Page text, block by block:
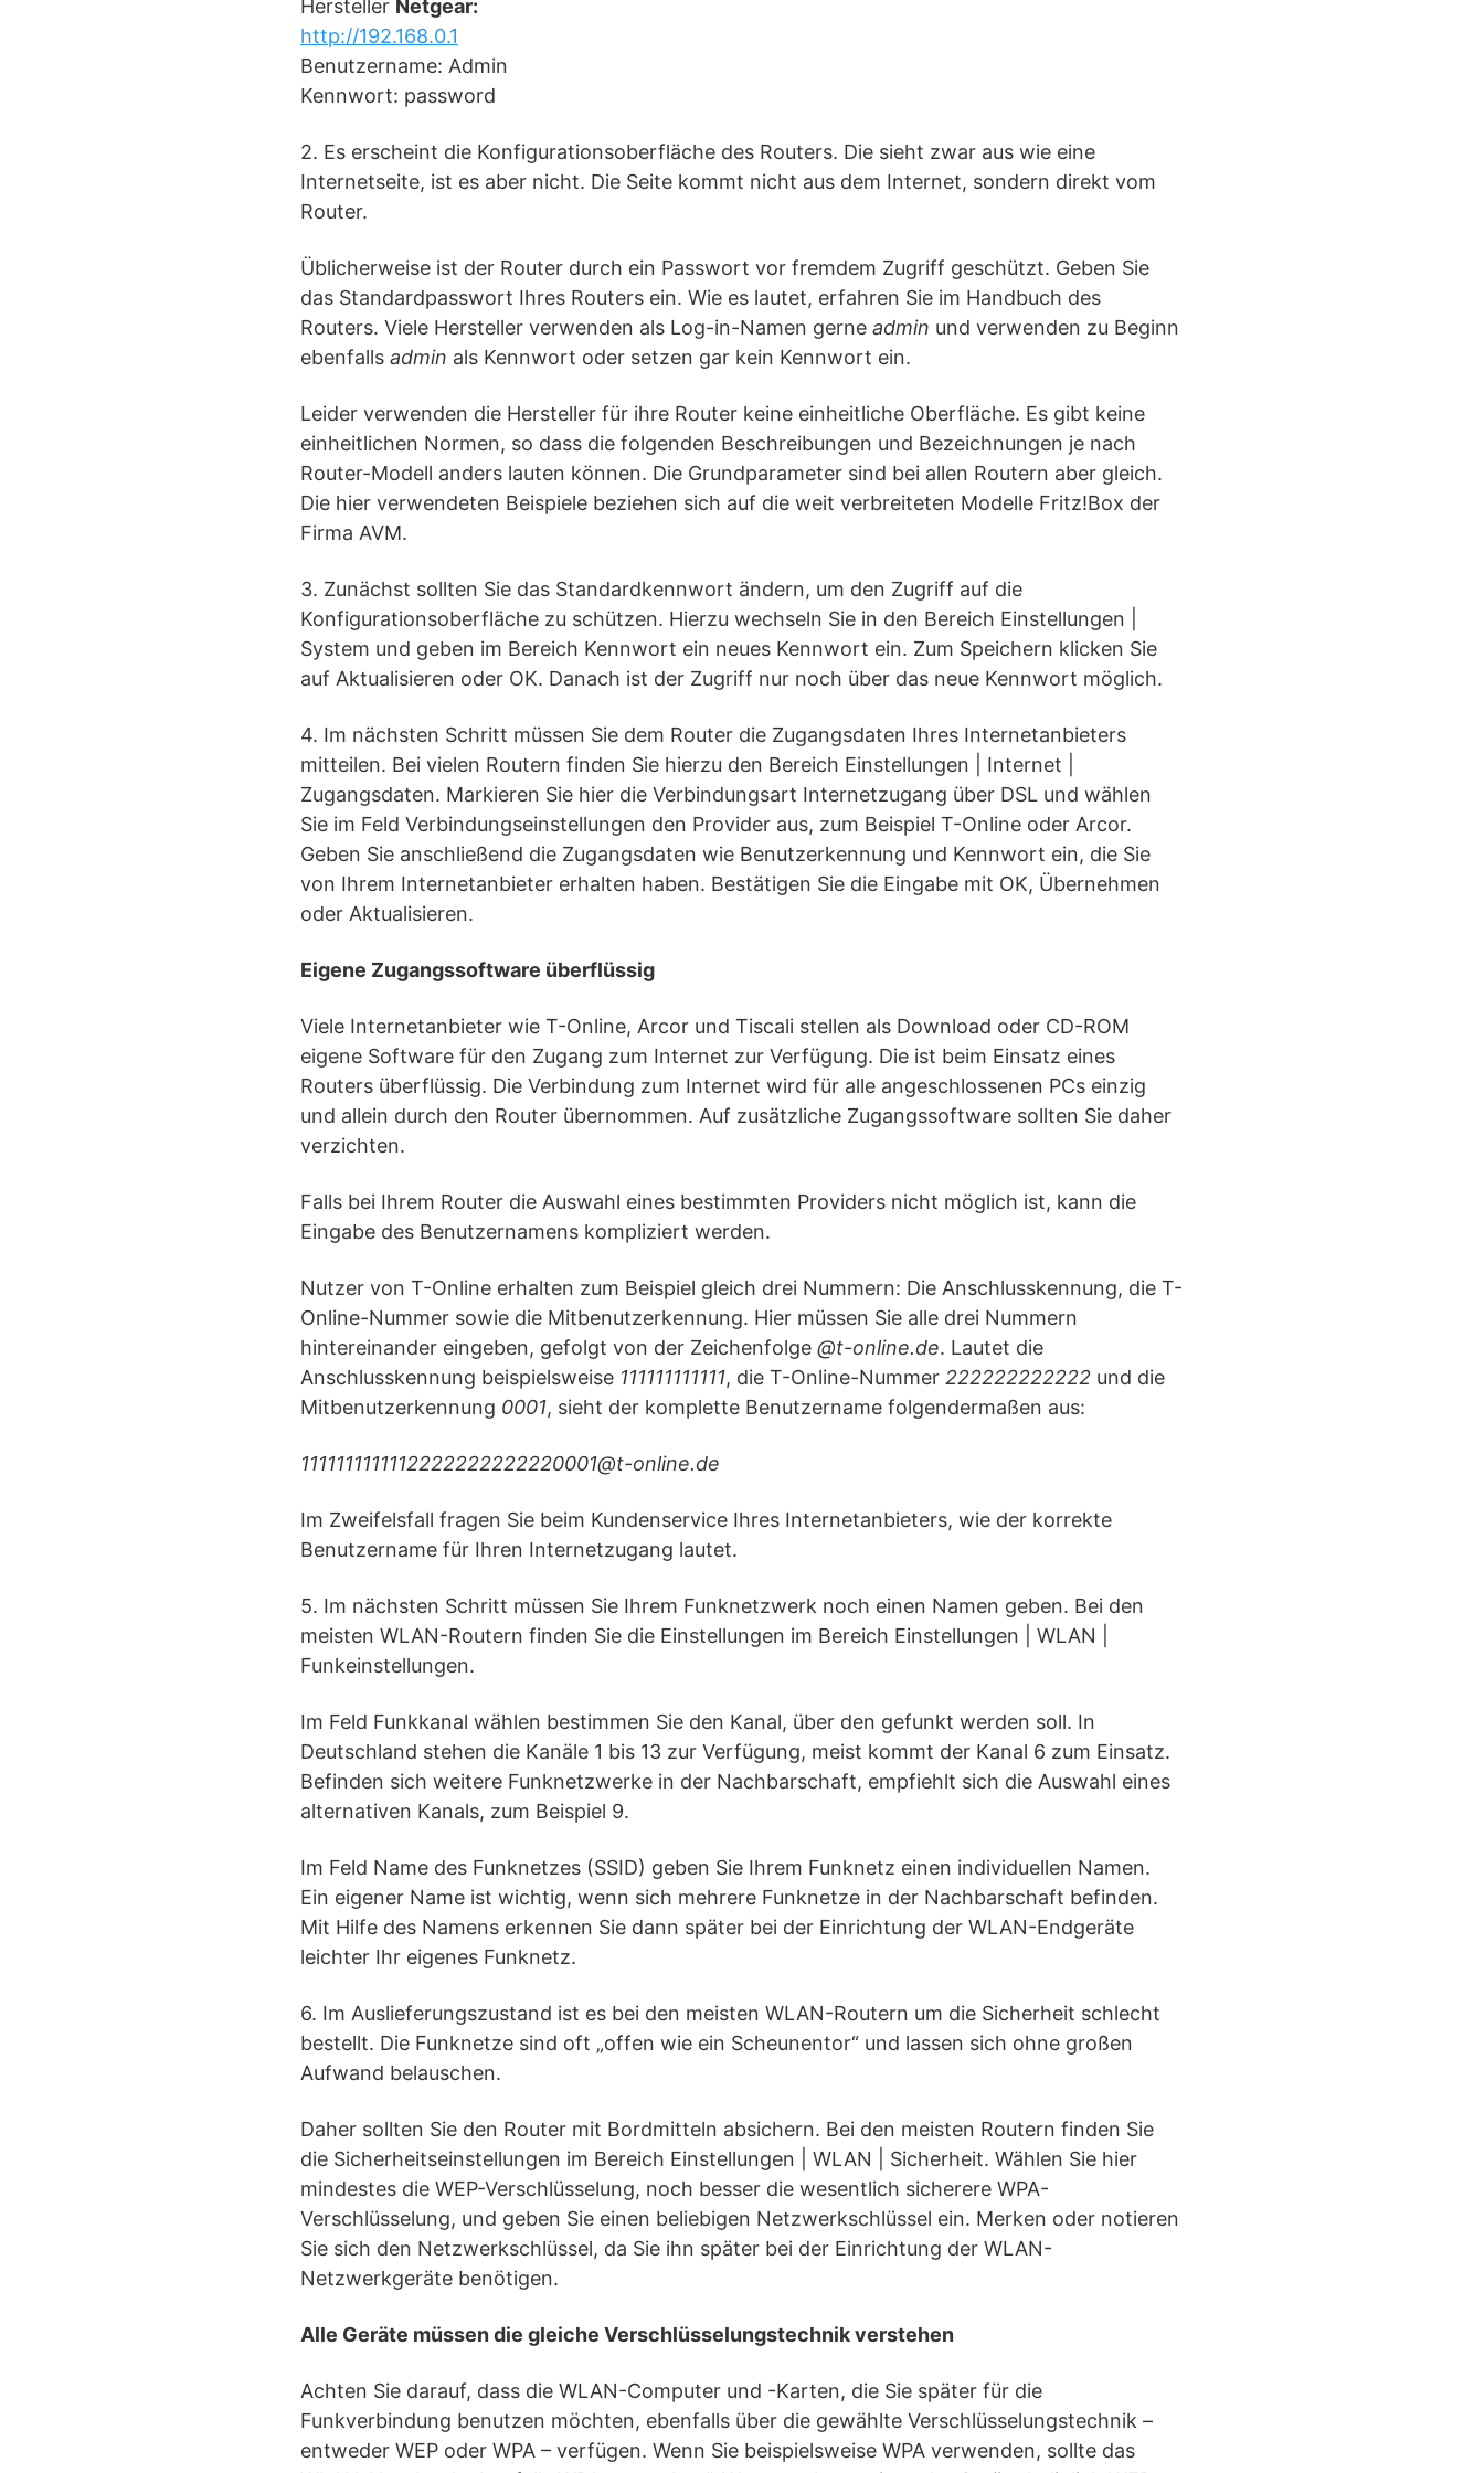
Hersteller Netgear:
http://192.168.0.1
Benutzername: Admin
Kennwort: password
2. Es erscheint die Konfigurationsoberfläche des Routers. Die sieht zwar aus wie eine
Internetseite, ist es aber nicht. Die Seite kommt nicht aus dem Internet, sondern direkt vom
Router.
Üblicherweise ist der Router durch ein Passwort vor fremdem Zugriff geschützt. Geben Sie
das Standardpasswort Ihres Routers ein. Wie es lautet, erfahren Sie im Handbuch des
Routers. Viele Hersteller verwenden als Log-in-Namen gerne admin und verwenden zu Beginn
ebenfalls admin als Kennwort oder setzen gar kein Kennwort ein.
Leider verwenden die Hersteller für ihre Router keine einheitliche Oberfläche. Es gibt keine
einheitlichen Normen, so dass die folgenden Beschreibungen und Bezeichnungen je nach
Router-Modell anders lauten können. Die Grundparameter sind bei allen Routern aber gleich.
Die hier verwendeten Beispiele beziehen sich auf die weit verbreiteten Modelle Fritz!Box der
Firma AVM.
3. Zunächst sollten Sie das Standardkennwort ändern, um den Zugriff auf die
Konfigurationsoberfläche zu schützen. Hierzu wechseln Sie in den Bereich Einstellungen |
System und geben im Bereich Kennwort ein neues Kennwort ein. Zum Speichern klicken Sie
auf Aktualisieren oder OK. Danach ist der Zugriff nur noch über das neue Kennwort möglich.
4. Im nächsten Schritt müssen Sie dem Router die Zugangsdaten Ihres Internetanbieters
mitteilen. Bei vielen Routern finden Sie hierzu den Bereich Einstellungen | Internet |
Zugangsdaten. Markieren Sie hier die Verbindungsart Internetzugang über DSL und wählen
Sie im Feld Verbindungseinstellungen den Provider aus, zum Beispiel T-Online oder Arcor.
Geben Sie anschließend die Zugangsdaten wie Benutzerkennung und Kennwort ein, die Sie
von Ihrem Internetanbieter erhalten haben. Bestätigen Sie die Eingabe mit OK, Übernehmen
oder Aktualisieren.
Eigene Zugangssoftware überflüssig
Viele Internetanbieter wie T-Online, Arcor und Tiscali stellen als Download oder CD-ROM
eigene Software für den Zugang zum Internet zur Verfügung. Die ist beim Einsatz eines
Routers überflüssig. Die Verbindung zum Internet wird für alle angeschlossenen PCs einzig
und allein durch den Router übernommen. Auf zusätzliche Zugangssoftware sollten Sie daher
verzichten.
Falls bei Ihrem Router die Auswahl eines bestimmten Providers nicht möglich ist, kann die
Eingabe des Benutzernamens kompliziert werden.
Nutzer von T-Online erhalten zum Beispiel gleich drei Nummern: Die Anschlusskennung, die T-
Online-Nummer sowie die Mitbenutzerkennung. Hier müssen Sie alle drei Nummern
hintereinander eingeben, gefolgt von der Zeichenfolge @t-online.de. Lautet die
Anschlusskennung beispielsweise 111111111111, die T-Online-Nummer 222222222222 und die
Mitbenutzerkennung 0001, sieht der komplette Benutzername folgendermaßen aus:
1111111111112222222222220001@t-online.de
Im Zweifelsfall fragen Sie beim Kundenservice Ihres Internetanbieters, wie der korrekte
Benutzername für Ihren Internetzugang lautet.
5. Im nächsten Schritt müssen Sie Ihrem Funknetzwerk noch einen Namen geben. Bei den
meisten WLAN-Routern finden Sie die Einstellungen im Bereich Einstellungen | WLAN |
Funkeinstellungen.
Im Feld Funkkanal wählen bestimmen Sie den Kanal, über den gefunkt werden soll. In
Deutschland stehen die Kanäle 1 bis 13 zur Verfügung, meist kommt der Kanal 6 zum Einsatz.
Befinden sich weitere Funknetzwerke in der Nachbarschaft, empfiehlt sich die Auswahl eines
alternativen Kanals, zum Beispiel 9.
Im Feld Name des Funknetzes (SSID) geben Sie Ihrem Funknetz einen individuellen Namen.
Ein eigener Name ist wichtig, wenn sich mehrere Funknetze in der Nachbarschaft befinden.
Mit Hilfe des Namens erkennen Sie dann später bei der Einrichtung der WLAN-Endgeräte
leichter Ihr eigenes Funknetz.
6. Im Auslieferungszustand ist es bei den meisten WLAN-Routern um die Sicherheit schlecht
bestellt. Die Funknetze sind oft „offen wie ein Scheunentor“ und lassen sich ohne großen
Aufwand belauschen.
Daher sollten Sie den Router mit Bordmitteln absichern. Bei den meisten Routern finden Sie
die Sicherheitseinstellungen im Bereich Einstellungen | WLAN | Sicherheit. Wählen Sie hier
mindestes die WEP-Verschlüsselung, noch besser die wesentlich sicherere WPA-
Verschlüsselung, und geben Sie einen beliebigen Netzwerkschlüssel ein. Merken oder notieren
Sie sich den Netzwerkschlüssel, da Sie ihn später bei der Einrichtung der WLAN-
Netzwerkgeräte benötigen.
Alle Geräte müssen die gleiche Verschlüsselungstechnik verstehen
Achten Sie darauf, dass die WLAN-Computer und -Karten, die Sie später für die
Funkverbindung benutzen möchten, ebenfalls über die gewählte Verschlüsselungstechnik –
entweder WEP oder WPA – verfügen. Wenn Sie beispielsweise WPA verwenden, sollte das